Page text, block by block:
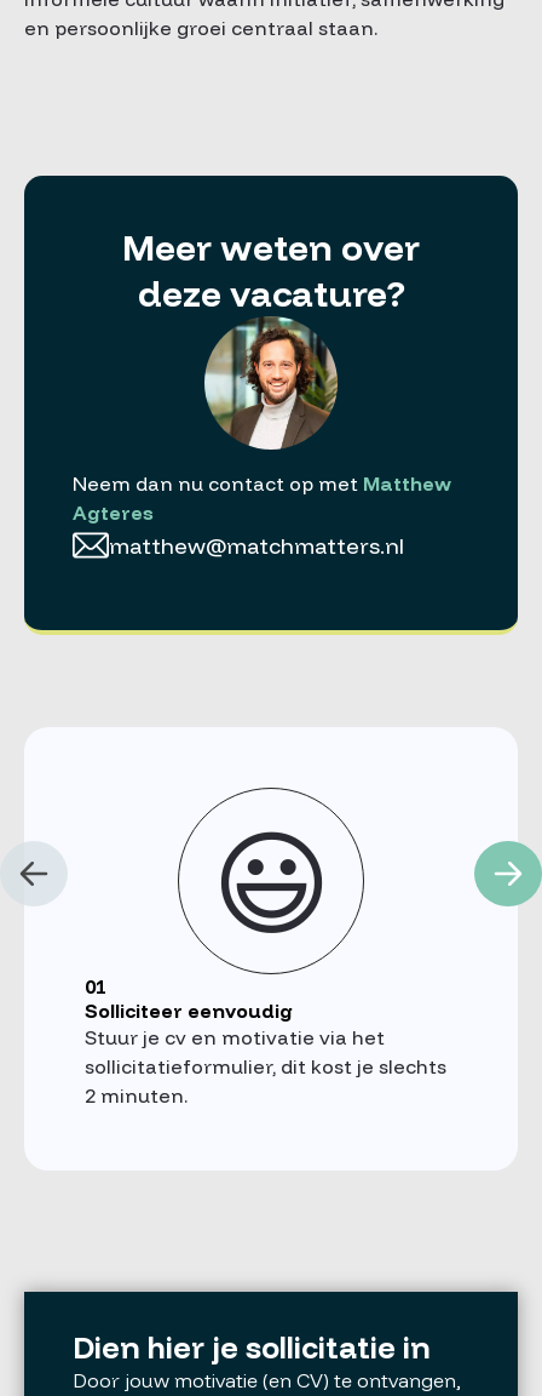
en persoonlijke groei centraal staan.
Meer weten over
deze vacature?
Neem dan nu contact op met Matthew
Agteres
matthew@matchmatters.nl
😃
01
Solliciteer eenvoudig
Stuur je cv en motivatie via het
sollicitatieformulier, dit kost je slechts
2 minuten.
Dien hier je sollicitatie in
Door jouw motivatie (en CV) te ontvangen,